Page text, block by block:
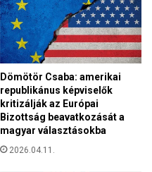
Dömötör Csaba: amerikai
republikánus képviselők
kritizálják az Európai
Bizottság beavatkozását a
magyar választásokba
2026.04.11.